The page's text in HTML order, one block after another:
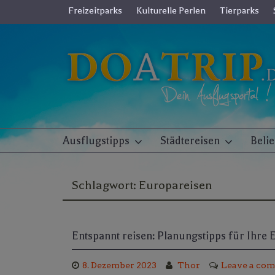
Freizeitparks Kulturelle Perlen Tierparks
Ausflugstipps Städtereisen
Schlagwort: Europareisen
Entspannt reisen: Planungstipps für Ihre
8. Dezember 2023 Thor Leave a